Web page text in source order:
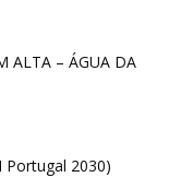
ALTA – ÁGUA DA
Portugal 2030)